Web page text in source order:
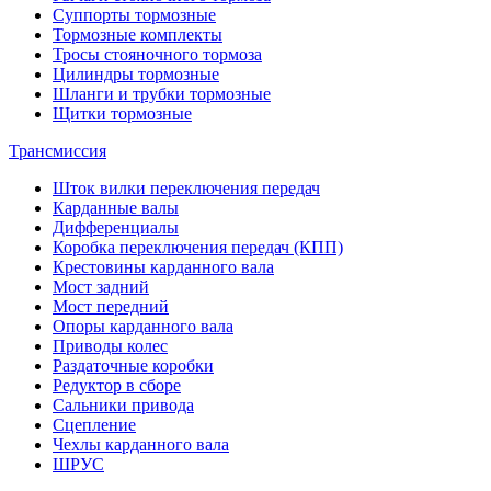
Суппорты тормозные
Тормозные комплекты
Тросы стояночного тормоза
Цилиндры тормозные
Шланги и трубки тормозные
Щитки тормозные
Трансмиссия
Шток вилки переключения передач
Карданные валы
Дифференциалы
Коробка переключения передач (КПП)
Крестовины карданного вала
Мост задний
Мост передний
Опоры карданного вала
Приводы колес
Раздаточные коробки
Редуктор в сборе
Сальники привода
Сцепление
Чехлы карданного вала
ШРУС